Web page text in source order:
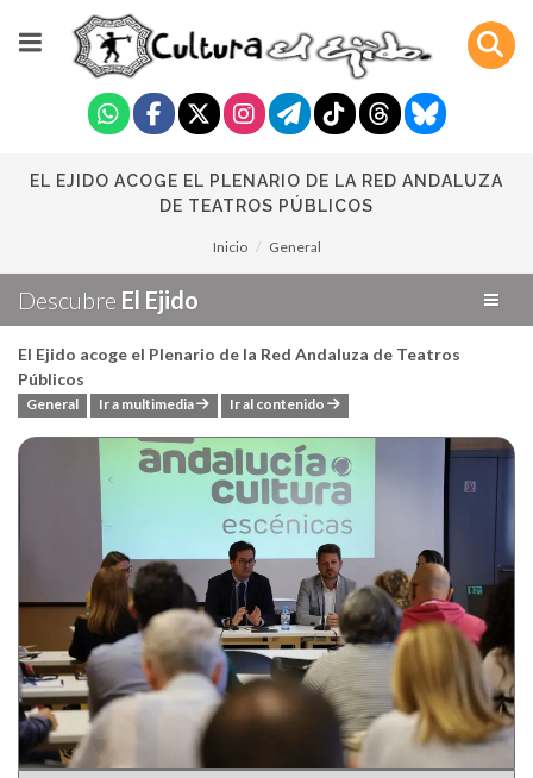
EL EJIDO ACOGE EL PLENARIO DE LA RED ANDALUZA
DE TEATROS PÚBLICOS
Inicio General
Descubre El Ejido
El Ejido acoge el Plenario de la Red Andaluza de Teatros
Públicos
General Ir a multimedia Ir al contenido